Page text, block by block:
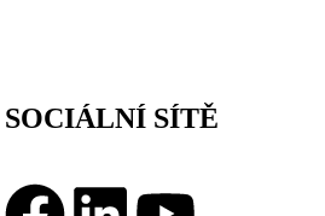
SOCIÁLNÍ SÍTĚ